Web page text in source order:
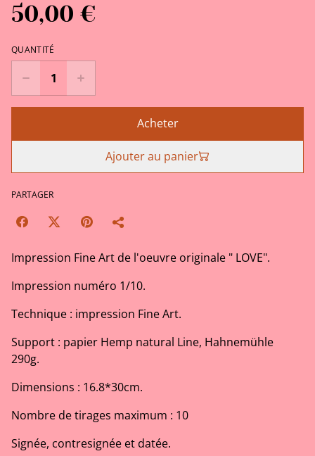
50,00 €
QUANTITÉ
Acheter
Ajouter au panier
PARTAGER
Impression Fine Art de l'oeuvre originale " LOVE".
Impression numéro 1/10.
Technique : impression Fine Art.
Support : papier Hemp natural Line, Hahnemühle
290g.
Dimensions : 16.8*30cm.
Nombre de tirages maximum : 10
Signée, contresignée et datée.